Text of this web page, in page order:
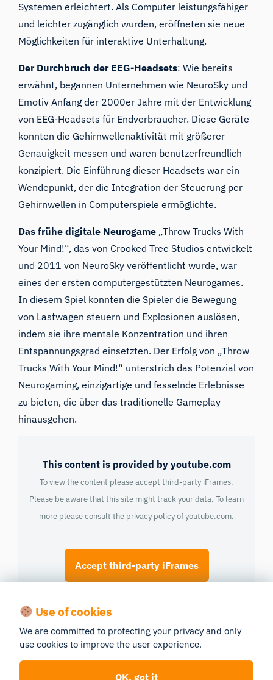
Systemen erleichtert. Als Computer leistungsfähiger
und leichter zugänglich wurden, eröffneten sie neue
Möglichkeiten für interaktive Unterhaltung.
Der Durchbruch der EEG-Headsets: Wie bereits
erwähnt, begannen Unternehmen wie NeuroSky und
Emotiv Anfang der 2000er Jahre mit der Entwicklung
von EEG-Headsets für Endverbraucher. Diese Geräte
konnten die Gehirnwellenaktivität mit größerer
Genauigkeit messen und waren benutzerfreundlich
konzipiert. Die Einführung dieser Headsets war ein
Wendepunkt, der die Integration der Steuerung per
Gehirnwellen in Computerspiele ermöglichte.
Das frühe digitale Neurogame „Throw Trucks With
Your Mind!“, das von Crooked Tree Studios entwickelt
und 2011 von NeuroSky veröffentlicht wurde, war
eines der ersten computergestützten Neurogames.
In diesem Spiel konnten die Spieler die Bewegung
von Lastwagen steuern und Explosionen auslösen,
indem sie ihre mentale Konzentration und ihren
Entspannungsgrad einsetzten. Der Erfolg von „Throw
Trucks With Your Mind!“ unterstrich das Potenzial von
Neurogaming, einzigartige und fesselnde Erlebnisse
zu bieten, die über das traditionelle Gameplay
hinausgehen.
This content is provided by youtube.com
To view the content please accept third-party iFrames.
Please be aware that this site might track your data. To learn
more please consult the privacy policy ofyoutube.com.
Accept third-party iFrames
NeuroRacer und kognitives Training
bedeutender Meilenstein war die Entwicklung von
NeuroRacer durch den Neurowissenschaftler Adam
Instrument für kognitives Training konzipiert, um die
Use of cookies
We are committed to protecting your privacy and only
use cookies to improve the user experience.
OK, got it